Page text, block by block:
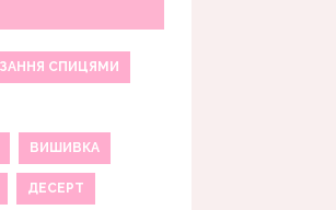
СПИЦЯМИ
ВИШИВКА
ДЕСЕРТ